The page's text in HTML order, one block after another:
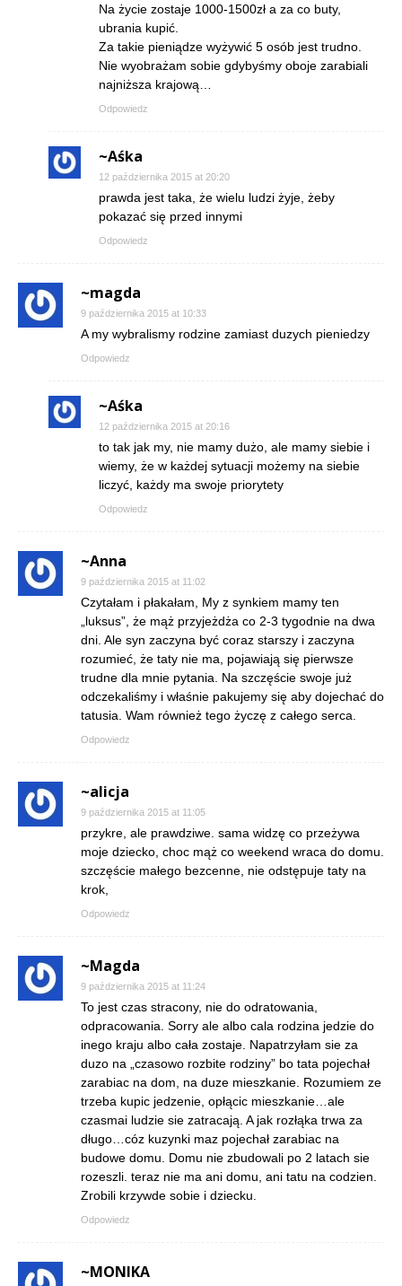
Na życie zostaje 1000-1500zł a za co buty,
ubrania kupić.
Za takie pieniądze wyżywić 5 osób jest trudno.
Nie wyobrażam sobie gdybyśmy oboje zarabiali
najniższa krajową…
Odpowiedz
~Aśka
12 października 2015 at 20:20
prawda jest taka, że wielu ludzi żyje, żeby
pokazać się przed innymi
Odpowiedz
~magda
9 października 2015 at 10:33
A my wybralismy rodzine zamiast duzych pieniedzy
Odpowiedz
~Aśka
12 października 2015 at 20:16
to tak jak my, nie mamy dużo, ale mamy siebie i
wiemy, że w każdej sytuacji możemy na siebie
liczyć, każdy ma swoje priorytety
Odpowiedz
~Anna
9 października 2015 at 11:02
Czytałam i płakałam, My z synkiem mamy ten
„luksus”, że mąż przyjeżdża co 2-3 tygodnie na dwa
dni. Ale syn zaczyna być coraz starszy i zaczyna
rozumieć, że taty nie ma, pojawiają się pierwsze
trudne dla mnie pytania. Na szczęście swoje już
odczekaliśmy i właśnie pakujemy się aby dojechać do
tatusia. Wam również tego życzę z całego serca.
Odpowiedz
~alicja
9 października 2015 at 11:05
przykre, ale prawdziwe. sama widzę co przeżywa
moje dziecko, choc mąż co weekend wraca do domu.
szczęście małego bezcenne, nie odstępuje taty na
krok,
Odpowiedz
~Magda
9 października 2015 at 11:24
To jest czas stracony, nie do odratowania,
odpracowania. Sorry ale albo cala rodzina jedzie do
inego kraju albo cała zostaje. Napatrzyłam sie za
duzo na „czasowo rozbite rodziny” bo tata pojechał
zarabiac na dom, na duze mieszkanie. Rozumiem ze
trzeba kupic jedzenie, opłącic mieszkanie…ale
czasmai ludzie sie zatracają. A jak rozłąka trwa za
długo…cóz kuzynki maz pojechał zarabiac na
budowe domu. Domu nie zbudowali po 2 latach sie
rozeszli. teraz nie ma ani domu, ani tatu na codzien.
Zrobili krzywde sobie i dziecku.
Odpowiedz
~MONIKA